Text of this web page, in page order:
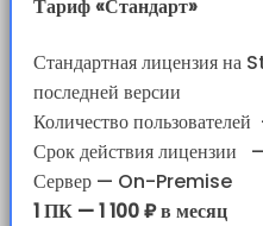
Тариф «Стандарт»
Стандартная лицензия
последней версии
Количество пользователей
Срок действия лицензии
Сервер — On-Premise
1 ПК — 1 100 ₽ в месяц